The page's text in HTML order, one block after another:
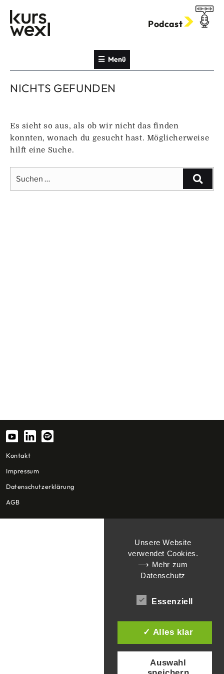
Inhalt
springen
Podcast
Menü
NICHTS GEFUNDEN
Es sieht so aus, als ob wir nicht das finden
konnten, wonach du gesucht hast. Möglicherweise
hilft eine Suche.
nach:
Suchen
Kontakt
Impressum
Datenschutzerklärung
AGB
Unsere Website
verwendet Cookies.
⟶ Mehr zum
Datenschutz
Essenziell
✓ Alles klar
Auswahl